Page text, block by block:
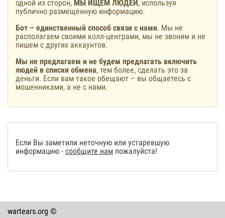
одной из сторон, МЫ ИЩЕМ ЛЮДЕЙ, используя
публично размещенную информацию.
Бот – единственный способ связи с нами. Мы не
располагаем своими колл-центрами, мы не звоним и не
пишем с других аккаунтов.
Мы не предлагаем и не будем предлагать включить
людей в списки обмена, тем более, сделать это за
деньги. Если вам такое обещают – вы общаетесь с
мошенниками, а не с нами.
Если Вы заметили неточную или устаревшую
информацию - сообщите нам пожалуйста!
wartears.org ©